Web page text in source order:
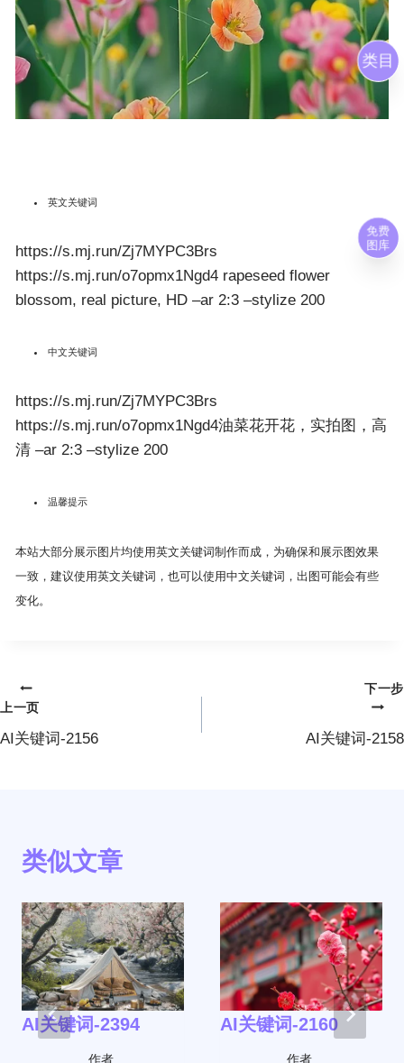
英文关键词
https://s.mj.run/Zj7MYPC3Brs
https://s.mj.run/o7opmx1Ngd4 rapeseed flower
blossom, real picture, HD –ar 2:3 –stylize 200
中文关键词
https://s.mj.run/Zj7MYPC3Brs
https://s.mj.run/o7opmx1Ngd4油菜花开花，实拍图，高
清 –ar 2:3 –stylize 200
温馨提示
本站大部分展示图片均使用英文关键词制作而成，为确保和展示图效果
一致，建议使用英文关键词，也可以使用中文关键词，出图可能会有些
变化。
文
章
上一页
AI关键词-2156
下一步
AI关键词-2158
类似文章
AI关键词-2394
作者
AI关键词-2160
作者
类目
免费
图库